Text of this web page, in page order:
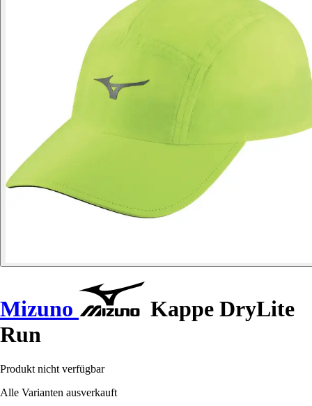
Mizuno
Kappe DryLite
Run
Produkt nicht verfügbar
Alle Varianten ausverkauft